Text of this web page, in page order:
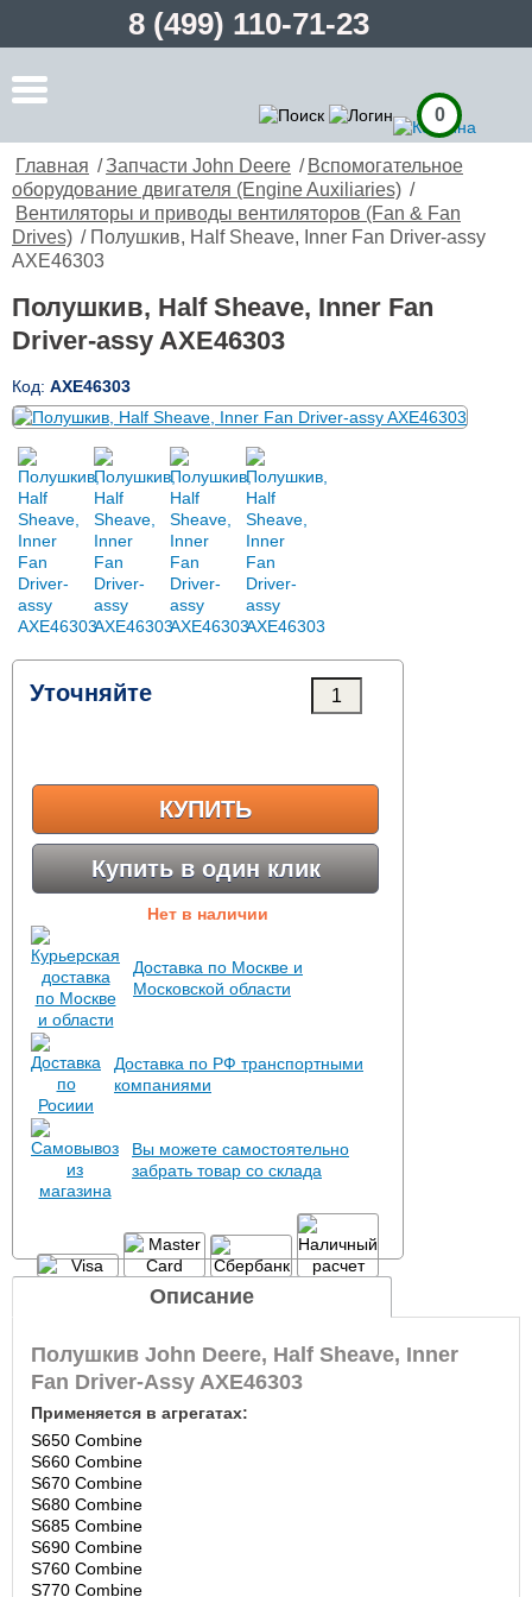
8 (499) 110-71-23
0
Главная /Запчасти John Deere / Вспомогательное
оборудование двигателя (Engine Auxiliaries) /
Вентиляторы и приводы вентиляторов (Fan & Fan
Drives) / Полушкив, Half Sheave, Inner Fan Driver-assy
AXE46303
Полушкив, Half Sheave, Inner Fan
Driver-assy AXE46303
Код: AXE46303
Уточняйте
КУПИТЬ
Купить в один клик
Нет в наличии
Доставка по Москве и
Московской области
Доставка по РФ транспортными
компаниями
Вы можете самостоятельно
забрать товар со склада
Описание
Полушкив John Deere, Half Sheave, Inner
Fan Driver-Assy AXE46303
Применяется в агрегатах:
S650 Combine
S660 Combine
S670 Combine
S680 Combine
S685 Combine
S690 Combine
S760 Combine
S770 Combine